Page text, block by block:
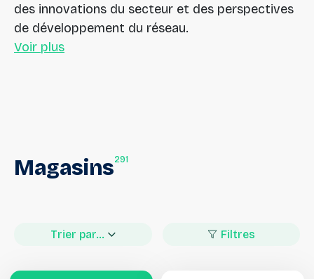
des innovations du secteur et des perspectives
de développement du réseau.
Voir plus
Magasins291
Trier par... Filtres